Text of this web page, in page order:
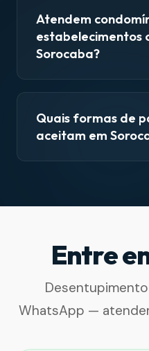
Atendem
estabelecimentos
Sorocaba?
Quais formas de
aceitam em
Entre
WhatsApp —